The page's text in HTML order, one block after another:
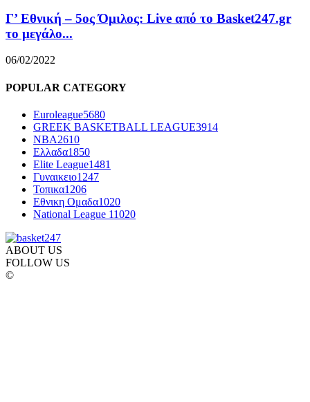
Γ’ Εθνική – 5ος Όμιλος: Live από το Basket247.gr
το μεγάλο...
06/02/2022
POPULAR CATEGORY
Euroleague5680
GREEK BASKETBALL LEAGUE3914
NBA2610
Ελλαδα1850
Elite League1481
Γυναικειο1247
Τοπικα1206
Εθνικη Ομαδα1020
National League 11020
ABOUT US
FOLLOW US
©